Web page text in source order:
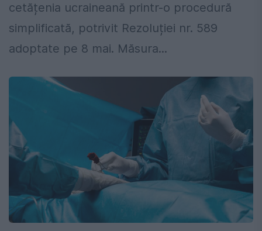
cetățenia ucraineană printr-o procedură
simplificată, potrivit Rezoluției nr. 589
adoptate pe 8 mai. Măsura...